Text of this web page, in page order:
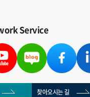
Service
찾아오시는 길